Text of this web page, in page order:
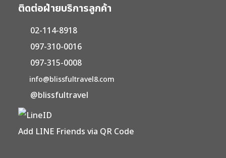
ติดต่อฝ่ายบริการลูกค้า
02-114-8918
097-310-0016
097-315-0008
info@blissfultravel8.com
@blissfultravel
Add LINE Friends via QR Code